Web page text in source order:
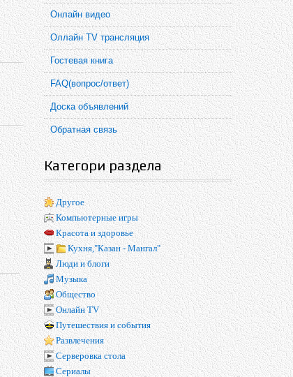
Онлайн видео
Оллайн TV трансляция
Гостевая книга
FAQ(вопрос/ответ)
Доска объявлений
Обратная связь
Категори раздела
Другое
Компьютерные игры
Красота и здоровье
Кухня,"Казан - Мангал"
Люди и блоги
Музыка
Общество
Онлайн TV
Путешествия и события
Развлечения
Серверовка стола
Сериалы